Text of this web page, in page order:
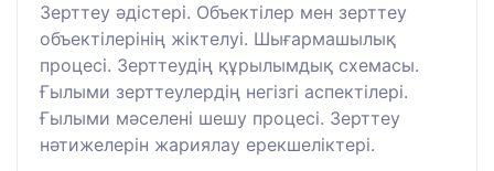
Зерттеу әдістері. Объектілер мен зерттеу
объектілерінің жіктелуі. Шығармашылық
процесі. Зерттеудің құрылымдық схемасы.
Ғылыми зерттеулердің негізгі аспектілері.
Ғылыми мәселені шешу процесі. Зерттеу
нәтижелерін жариялау ерекшеліктері.